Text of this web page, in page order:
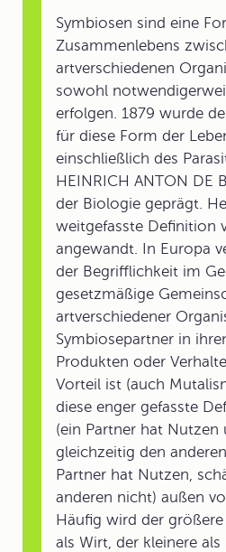
Symbiosen sind eine
Zusammenlebens
artverschiedenen
sowohl
erfolgen. 1879 wurde
für diese Form der
einschließlich des
HEINRICH ANTON DE
der Biologie geprägt.
weitgefasste Definition
angewandt. In Europa
der Begrifflichkeit im
gesetzmäßige
artverschiedener
Symbiosepartner in
Produkten oder
Vorteil ist (auch
diese enger gefasste
(ein Partner hat Nutzen
gleichzeitig den
Partner hat Nutzen,
anderen nicht) außen
Häufig wird der
als Wirt, der kleinere